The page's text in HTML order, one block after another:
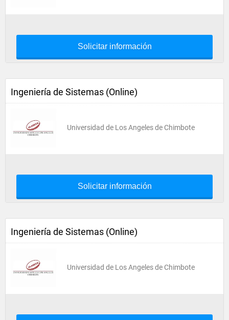
Solicitar información
Ingeniería de Sistemas (Online)
Universidad de Los Angeles de Chimbote
Solicitar información
Ingeniería de Sistemas (Online)
Universidad de Los Angeles de Chimbote